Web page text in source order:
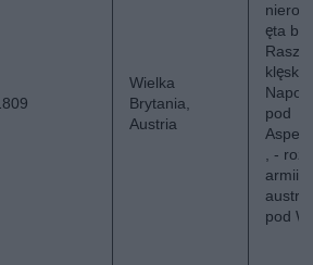
Wielka
Brytania,
Austria
ęta
klęska
pod
, -
armii
pod